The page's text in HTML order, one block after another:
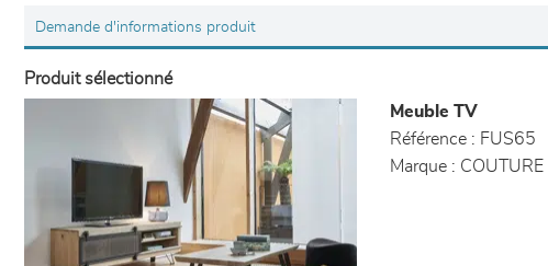
Produit sélectionné
Meuble TV
Référence : FUS65
Marque : COUTURE